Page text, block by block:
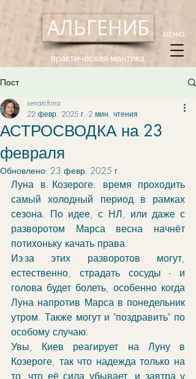
АЛЬГЕНИБ
практическая мантика
МЕНЮ:
Пост
АСТРОСВОДКА на 23
февраля
senatchina
22 февр. 2025 г. 2 мин. чтения
Обновлено: 23 февр. 2025 г.
Луна в Козероге: время проходить
самый холодный период в рамках
сезона. По идее, с НЛ, или даже с
разворотом Марса весна начнёт
потихоньку качать права.
Из-за этих разворотов могут,
естественно, страдать сосуды - и
голова будет болеть, особенно когда
Луна напротив Марса в понедельник
утром. Также могут и "поздравить" по
особому случаю.
Увы, Киев реагирует на Луну в
Козероге, так что надежда только на
то, что её сила убывает, и завтра у